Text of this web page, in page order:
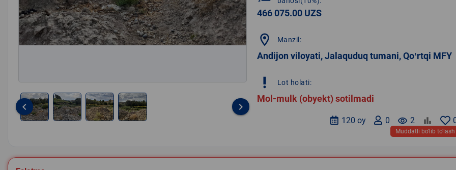
4
keyboard_arrow_left keyboard_arrow_right
466 075.00 UZS
location_on Manzil:
Andijon viloyati, Jalaquduq tumani, Qoʻrtqi MFY
priority_high Lot holati:
Mol-mulk (obyekt) sotilmadi
remove_red_eye 2
0
120 oy
Muddatli bo‘lib to‘lash